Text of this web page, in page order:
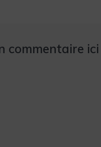
commentaire ici